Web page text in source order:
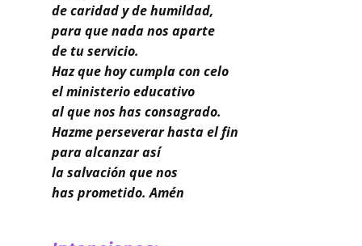
de caridad y de humildad,
para que nada nos aparte
de tu servicio.
Haz que hoy cumpla con celo
el ministerio educativo
al que nos has consagrado.
Hazme perseverar hasta el fin
para alcanzar así
la salvación que nos
has prometido. Amén